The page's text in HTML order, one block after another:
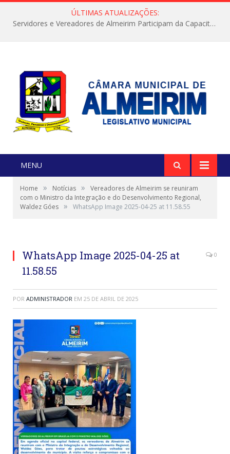
ÚLTIMAS ATUALIZAÇÕES:
Servidores e Vereadores de Almeirim Participam da Capacitação “Orientar é a Nossa Missão”
MENU
Home » Notícias »
Vereadores de Almeirim se reuniram
com o Ministro da Integração e do Desenvolvimento Regional,
Waldez Góes » WhatsApp Image 2025-04-25 at 11.58.55
WhatsApp Image 2025-04-25 at
11.58.55
0
POR ADMINISTRADOR EM 25 DE ABRIL DE 2025